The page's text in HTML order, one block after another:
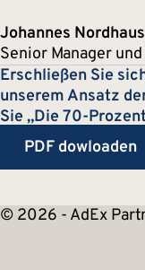
Johannes Nordhaus
Senior Manager
Erschließen Sie
unserem Ansatz
Sie „Die 70-
PDF dowloaden
© 2026 - AdEx